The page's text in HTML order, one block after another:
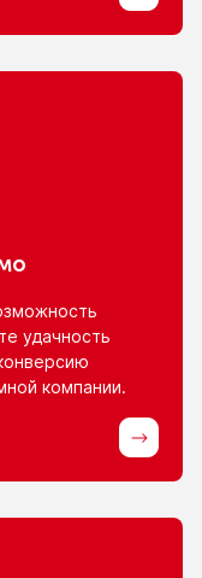
удачность
компании.